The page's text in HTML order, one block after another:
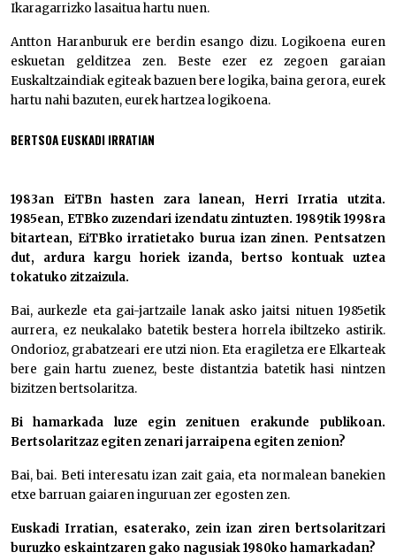
Ikaragarrizko lasaitua hartu nuen.
Antton Haranburuk ere berdin esango dizu. Logikoena euren
eskuetan gelditzea zen. Beste ezer ez zegoen garaian
Euskaltzaindiak egiteak bazuen bere logika, baina gerora, eurek
hartu nahi bazuten, eurek hartzea logikoena.
BERTSOA EUSKADI IRRATIAN
1983an EiTBn hasten zara lanean, Herri Irratia utzita.
1985ean, ETBko zuzendari izendatu zintuzten. 1989tik 1998ra
bitartean, EiTBko irratietako burua izan zinen. Pentsatzen
dut, ardura kargu horiek izanda, bertso kontuak uztea
tokatuko zitzaizula.
Bai, aurkezle eta gai-jartzaile lanak asko jaitsi nituen 1985etik
aurrera, ez neukalako batetik bestera horrela ibiltzeko astirik.
Ondorioz, grabatzeari ere utzi nion. Eta eragiletza ere Elkarteak
bere gain hartu zuenez, beste distantzia batetik hasi nintzen
bizitzen bertsolaritza.
Bi hamarkada luze egin zenituen erakunde publikoan.
Bertsolaritzaz egiten zenari jarraipena egiten zenion?
Bai, bai. Beti interesatu izan zait gaia, eta normalean banekien
etxe barruan gaiaren inguruan zer egosten zen.
Euskadi Irratian, esaterako, zein izan ziren bertsolaritzari
buruzko eskaintzaren gako nagusiak 1980ko hamarkadan?